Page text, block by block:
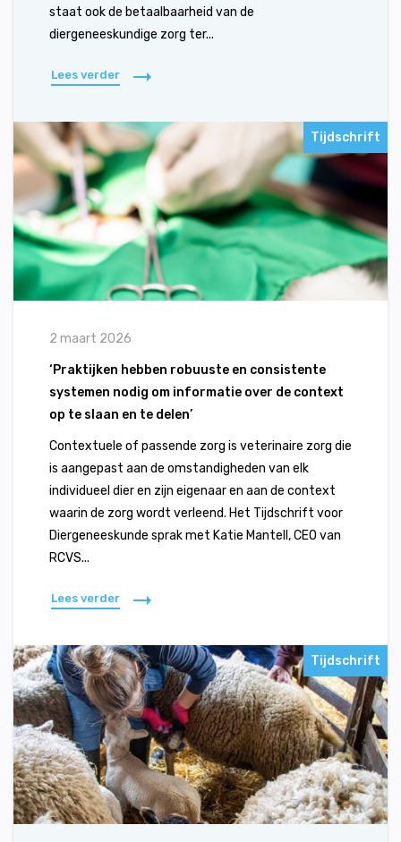
staat ook de betaalbaarheid van de
diergeneeskundige zorg ter...
Lees verder
Tijdschrift
2 maart 2026
‘Praktijken hebben robuuste en consistente
systemen nodig om informatie over de context
op te slaan en te delen’
Contextuele of passende zorg is veterinaire zorg die
is aangepast aan de omstandigheden van elk
individueel dier en zijn eigenaar en aan de context
waarin de zorg wordt verleend. Het Tijdschrift voor
Diergeneeskunde sprak met Katie Mantell, CEO van
RCVS...
Lees verder
Tijdschrift